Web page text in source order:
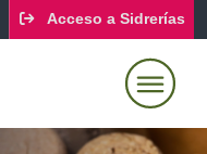
Acceso a Sidrerías